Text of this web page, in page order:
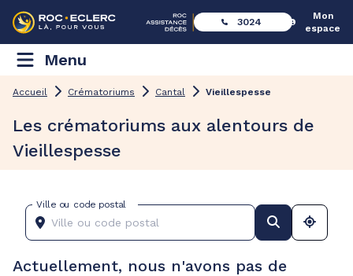
3024
Mon
espace
Menu
Accueil Crématoriums Cantal Vieillespesse
Les crématoriums aux alentours de
Vieillespesse
Ville ou code postal
Actuellement, nous n'avons pas de